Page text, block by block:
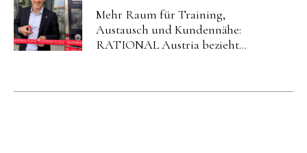
Mehr Raum für Training,
Austausch und Kundennähe:
RATIONAL Austria bezieht